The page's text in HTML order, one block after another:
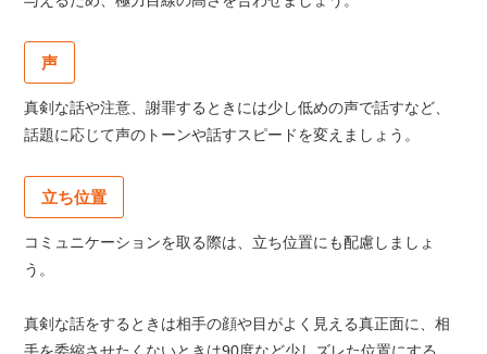
声
真剣な話や注意、謝罪するときには少し低めの声で話すなど、
話題に応じて声のトーンや話すスピードを変えましょう。
立ち位置
コミュニケーションを取る際は、立ち位置にも配慮しましょ
う。
真剣な話をするときは相手の顔や目がよく見える真正面に、相